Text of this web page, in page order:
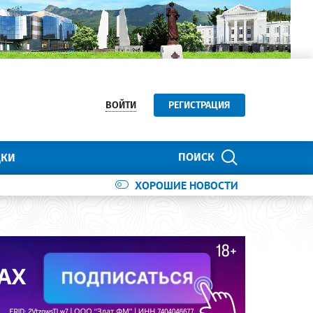
ВОЙТИ РЕГИСТРАЦИЯ
ПОИСК
ХОРОШИЕ НОВОСТИ